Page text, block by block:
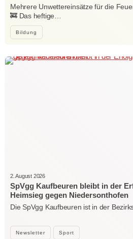
Bildung
Mehrere Unwettereinsätze für die
🚒 Das heftige…
Newsletter Sport
2. August 2026
SpVgg Kaufbeuren bleibt in der
Heimsieg gegen Niedersonthofen
Die SpVgg Kaufbeuren ist in der